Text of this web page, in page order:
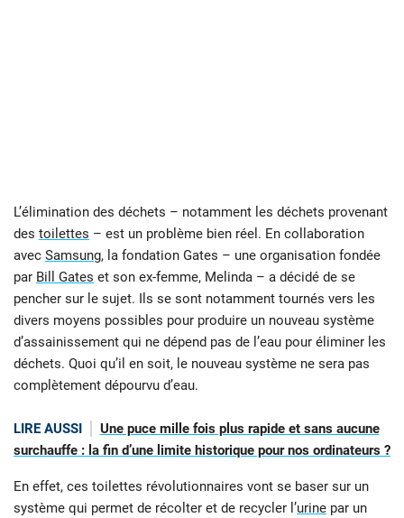
L’élimination des déchets – notamment les déchets provenant
des toilettes – est un problème bien réel. En collaboration
avec Samsung, la fondation Gates – une organisation fondée
par Bill Gates et son ex-femme, Melinda – a décidé de se
pencher sur le sujet. Ils se sont notamment tournés vers les
divers moyens possibles pour produire un nouveau système
d’assainissement qui ne dépend pas de l’eau pour éliminer les
déchets. Quoi qu’il en soit, le nouveau système ne sera pas
complètement dépourvu d’eau.
LIRE AUSSI
Une puce mille fois plus rapide et sans aucune
surchauffe : la fin d’une limite historique pour nos ordinateurs ?
En effet, ces toilettes révolutionnaires vont se baser sur un
système qui permet de récolter et de recycler l’urine par un